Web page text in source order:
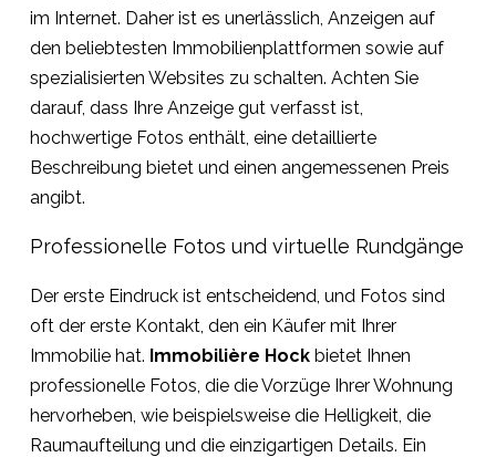
im Internet. Daher ist es unerlässlich, Anzeigen auf
den beliebtesten Immobilienplattformen sowie auf
spezialisierten Websites zu schalten. Achten Sie
darauf, dass Ihre Anzeige gut verfasst ist,
hochwertige Fotos enthält, eine detaillierte
Beschreibung bietet und einen angemessenen Preis
angibt.
Professionelle Fotos und virtuelle Rundgänge
Der erste Eindruck ist entscheidend, und Fotos sind
oft der erste Kontakt, den ein Käufer mit Ihrer
Immobilie hat. Immobilière Hockbietet Ihnen
professionelle Fotos, die die Vorzüge Ihrer Wohnung
hervorheben, wie beispielsweise die Helligkeit, die
Raumaufteilung und die einzigartigen Details. Ein